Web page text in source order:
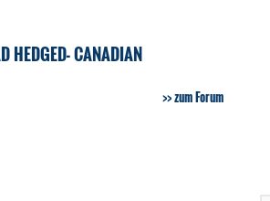
HEDGED- CANADIAN
zum Forum